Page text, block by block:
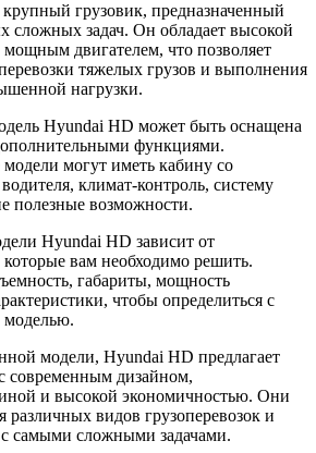
грузовик, предназначенный
сложных задач. Он обладает высокой
двигателем, что позволяет
тяжелых грузов и выполнения
нагрузки.
Hyundai HD может быть оснащена
функциями.
могут иметь кабину со
климат-контроль, систему
полезные возможности.
Hyundai HD зависит от
которые вам необходимо решить.
габариты, мощность
чтобы определиться с
моделью.
модели, Hyundai HD предлагает
современным дизайном,
и высокой экономичностью. Они
различных видов грузоперевозок и
самыми сложными задачами.